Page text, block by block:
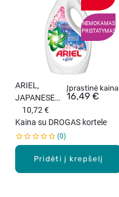
NEMOKAMAS
PRISTATYMAS
Pridėti į krepšelį
ARIEL,
JAPANESE
BLOSSOM,
skystas
skalbiklis, 40
skalb., 1,8
l.
Įprastinė kaina
16,49 €
10,72 €
Kaina su DROGAS kortele
0